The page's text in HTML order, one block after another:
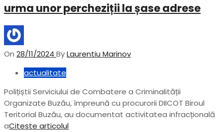
urma unor percheziții la șase adrese
On 28/11/2024 ByLaurentiu Marinov
actualitate
Polițiștii Serviciului de Combatere a Criminalității
Organizate Buzău, împreună cu procurorii DIICOT Biroul
Teritorial Buzău, au documentat activitatea infracțională
aCitește articolul